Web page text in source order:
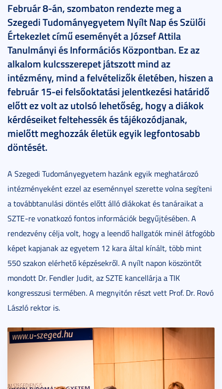
Február 8-án, szombaton rendezte meg a
Szegedi Tudományegyetem Nyílt Nap és Szülői
Értekezlet című eseményét a József Attila
Tanulmányi és Információs Központban. Ez az
alkalom kulcsszerepet játszott mind az
intézmény, mind a felvételizők életében, hiszen a
február 15-ei felsőoktatási jelentkezési határidő
előtt ez volt az utolsó lehetőség, hogy a diákok
kérdéseiket feltehessék és tájékozódjanak,
mielőtt meghozzák életük egyik legfontosabb
döntését.
A Szegedi Tudományegyetem hazánk egyik meghatározó
intézményeként ezzel az eseménnyel szerette volna segíteni
a továbbtanulási döntés előtt álló diákokat és tanáraikat a
SZTE-re vonatkozó fontos információk begyűjtésében. A
rendezvény célja volt, hogy a leendő hallgatók minél átfogóbb
képet kapjanak az egyetem 12 kara által kínált, több mint
550 szakon elérhető képzésekről. A nyílt napon köszöntőt
mondott Dr. Fendler Judit, az SZTE kancellárja a TIK
kongresszusi termében. A megnyitón részt vett Prof. Dr. Rovó
László rektor is.